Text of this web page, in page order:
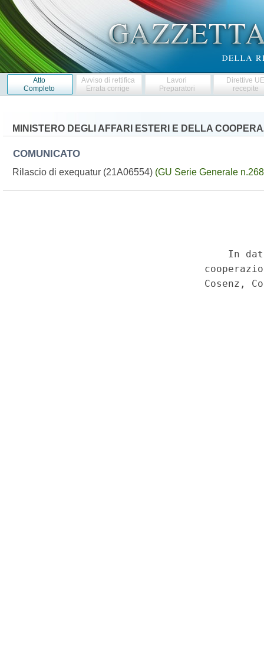
Atto
Completo
Avviso di rettifica
Errata corrige
Lavori
Preparatori
Direttive
recepite
MINISTERO DEGLI AFFARI ESTERI E DELLA
COMUNICATO
Rilascio di exequatur (21A06554) (GU Serie Generale